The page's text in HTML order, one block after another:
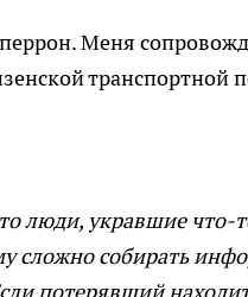
Меня
транспортной
люди, укравшие
сложно собирать